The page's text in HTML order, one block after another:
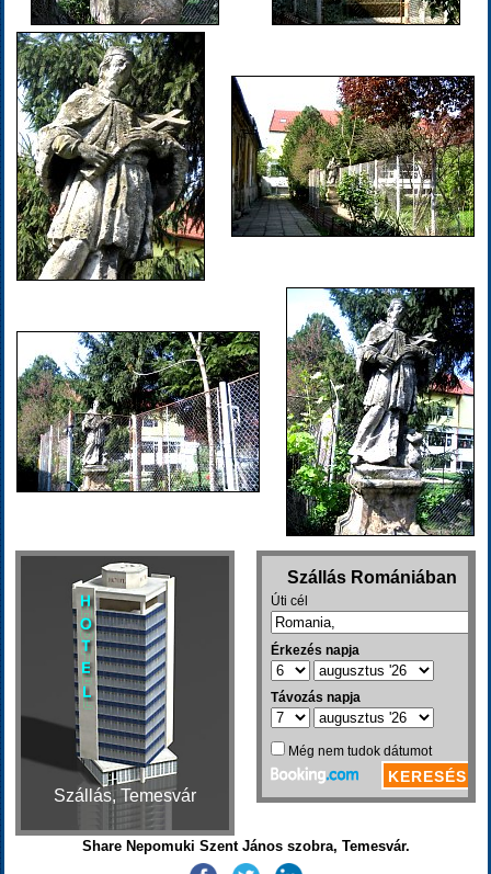
Szállás, Temesvár
Share Nepomuki Szent János szobra, Temesvár.